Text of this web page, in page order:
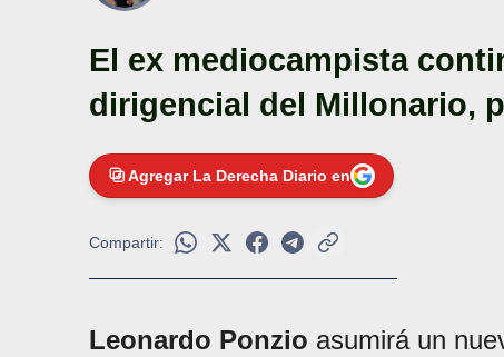
El ex mediocampista
dirigencial del Millonario,
Agregar La Derecha Diario en
Compartir:
Leonardo Ponzio asumirá un